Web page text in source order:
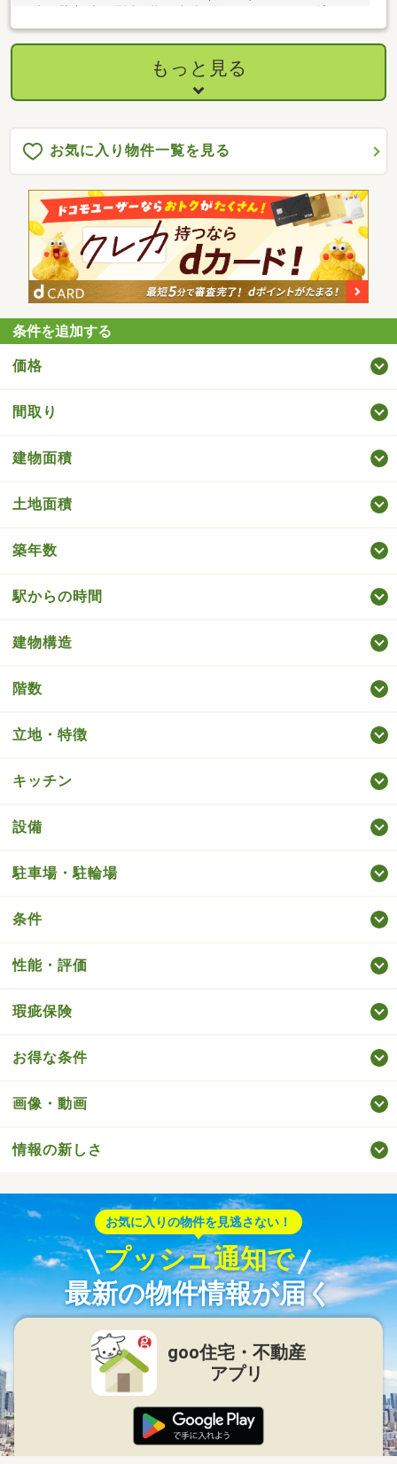
もっと見る
お気に入り物件一覧を見る
条件を追加する
価格
間取り
建物面積
土地面積
築年数
駅からの時間
建物構造
階数
立地・特徴
キッチン
設備
駐車場・駐輪場
条件
性能・評価
瑕疵保険
お得な条件
画像・動画
情報の新しさ
お気に入りの物件を見逃さない！
プッシュ通知で
最新の物件情報が届く
goo住宅・不動産
アプリ